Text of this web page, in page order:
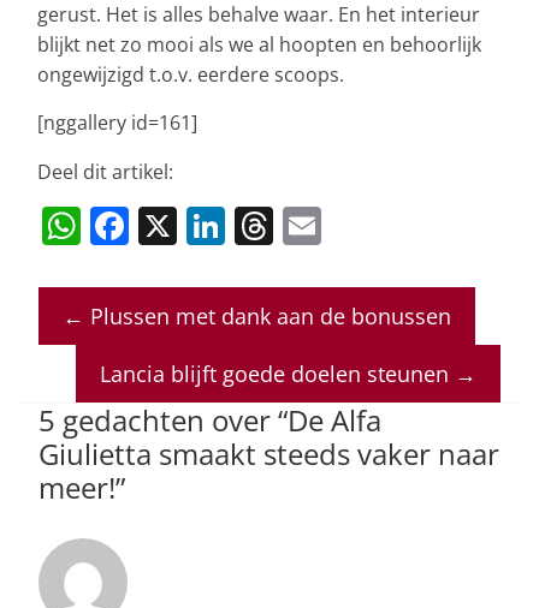
gerust. Het is alles behalve waar. En het interieur
blijkt net zo mooi als we al hoopten en behoorlijk
ongewijzigd t.o.v. eerdere scoops.
[nggallery id=161]
Deel dit artikel:
W
at
s
A
p
p
F
c
e
b
o
o
X Li
k
e
dI
n
T
re
a
d
s
ai
l
← Plussen met dank aan de bonussen
Lancia blijft goede doelen steunen →
5 gedachten over “De Alfa
Giulietta smaakt steeds vaker naar
meer!”